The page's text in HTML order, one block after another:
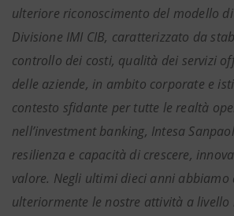
ulteriore riconoscimento del modello
Divisione IMI CIB, caratterizzato da
controllo dei costi, qualità dei servizi
delle aziende, in ambito corporate e
contesto sfidante per tutte le realtà
nell’investment banking, Intesa
resilienza e capacità di crescere,
valore. Negli ultimi dieci anni abbiamo
ulteriormente le nostre attività a livello